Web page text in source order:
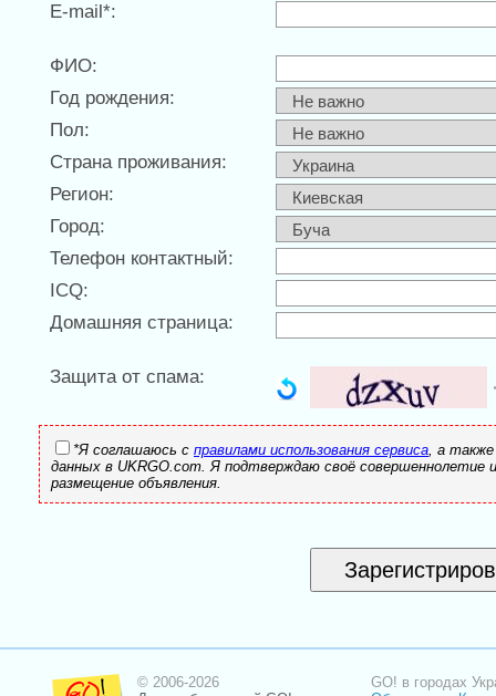
E-mail*:
ФИО:
Год рождения:
Пол:
Страна проживания:
Регион:
Город:
Телефон контактный:
ICQ:
Домашняя страница:
Защита от спама:
*Я соглашаюсь с правилами использования сервиса, а также
данных в UKRGO.com. Я подтверждаю своё
размещение объявления.
© 2006-2026
GO! в городах